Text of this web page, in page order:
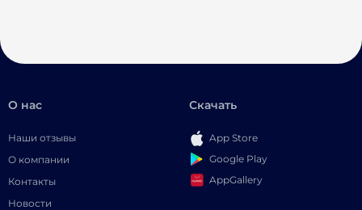
О нас
Наши отзывы
О компании
Контакты
Новости
Скачать
App Store
Google Play
AppGallery